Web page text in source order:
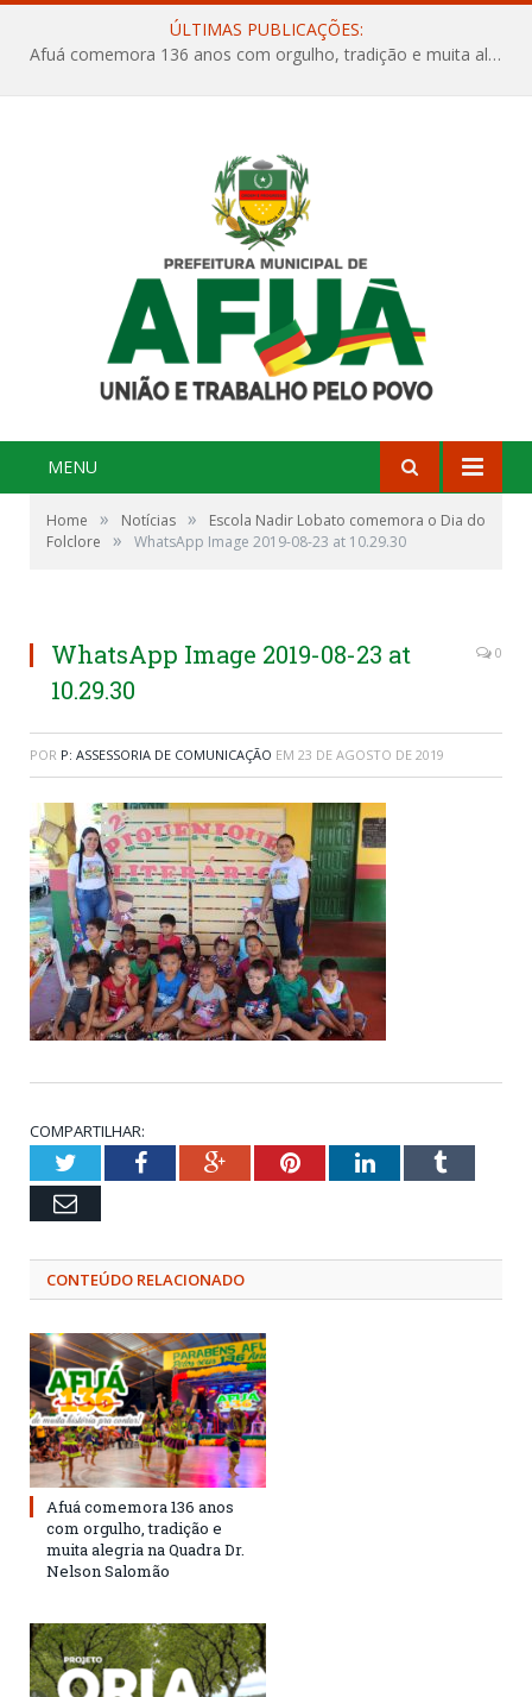
ÚLTIMAS PUBLICAÇÕES:
Afuá comemora 136 anos com orgulho, tradição e muita alegria na Quadra Dr. Nelson Salomão
MENU
Home » Notícias »
Escola Nadir Lobato comemora o Dia do
Folclore
» WhatsApp Image 2019-08-23 at 10.29.30
WhatsApp Image 2019-08-23 at
10.29.30
0
POR P: ASSESSORIA DE COMUNICAÇÃO EM 23 DE AGOSTO DE 2019
COMPARTILHAR:
TwitterFacebookGoogle+PinterestLinkedInTumblr
Email
CONTEÚDO RELACIONADO
Afuá comemora 136 anos
com orgulho, tradição e
muita alegria na Quadra Dr.
Nelson Salomão